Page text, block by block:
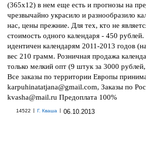
(365х12) в нем еще есть и прогнозы на
чрезвычайно украсило и разнообразило
нас, цены прежние. Для тех, кто не
стоимость одного календаря - 450
идентичен календарям 2011-2013 годов
вес 210 грамм. Розничная продажа
только мелкий опт (9 штук за 3000
Все заказы по территории Европы
karpuhinatatjana@gmail.com, Заказы по
kvasha@mail.ru Предоплата 100%
14522 | Г. Кваша | 06.10.2013